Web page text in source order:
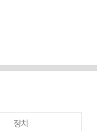
정치